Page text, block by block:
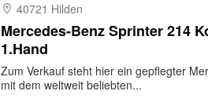
40721 Hilden
Mercedes-Benz Sprinter 214
1.Hand
Zum Verkauf steht hier ein gepflegter
mit dem weltweit beliebten...